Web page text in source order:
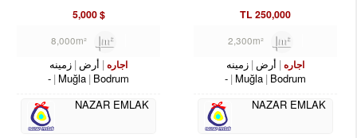
TL250,000
2,300m²
اجاره أرض زمینه
Muğla Bodrum
-
NAZAR EMLAK
$
5,000
اجاره أرض زمینه
Muğla Bodrum
-
NAZAR EMLAK